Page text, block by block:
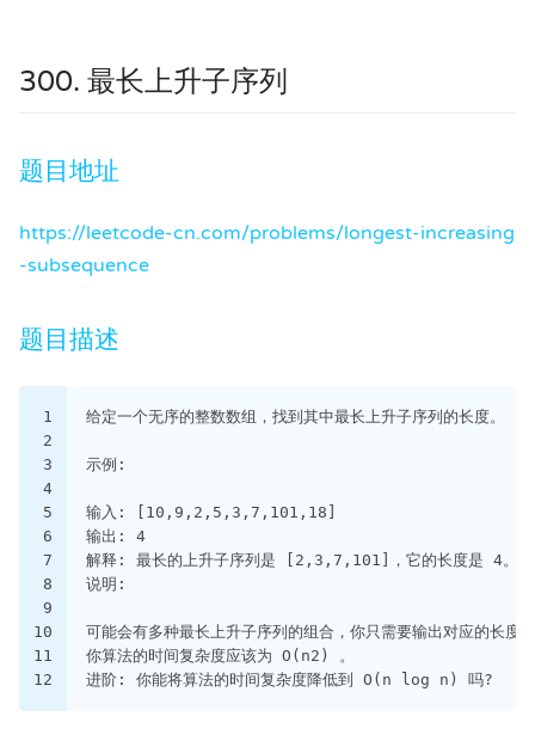
300. 最长上升子序列
题目地址
https://leetcode-cn.com/problems/longest-increasing
-subsequence
题目描述
1
2
3
4
5
6
7
8
9
10
11
12
给定一个无序的整数数组，找到其中最长上升子序列的长度。
示例:
输入: [10,9,2,5,3,7,101,18]
输出: 4
解释: 最长的上升子序列是 [2,3,7,101]，它的长度是 4。
说明:
可能会有多种最长上升子序列的组合，你只需要输出对应的长度
你算法的时间复杂度应该为 O(n2) 。
进阶: 你能将算法的时间复杂度降低到 O(n log n) 吗?